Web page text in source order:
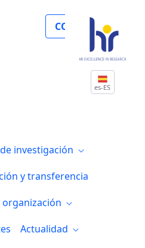
COLABORA
es-ES
investigación
y transferencia
organización
Actualidad